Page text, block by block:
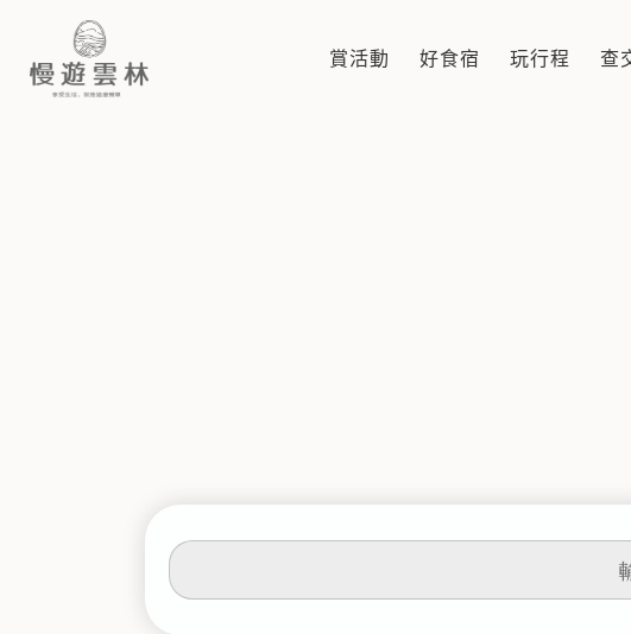
慢遊雲林GO促咪-雲東經典步道森呼
慢遊雲林，享受生活 就是這麼簡單
賞活動 好食宿 玩行程 查
輸
入